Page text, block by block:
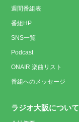
週間番組表
番組HP
SNS一覧
Podcast
ONAIR 楽曲リスト
番組へのメッセージ
ラジオ大阪について